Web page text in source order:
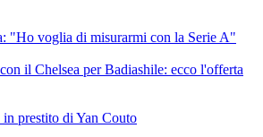
"Ho voglia di misurarmi con la Serie A"
il Chelsea per Badiashile: ecco l'offerta
prestito di Yan Couto